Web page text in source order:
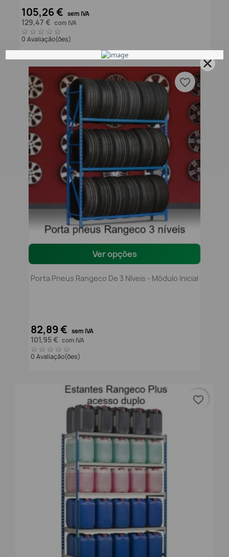
105,26 € sem IVA
129,47 € com IVA
0 Avaliação(ões)
Ver opções
Porta Pneus Rangeco De 3 Níveis - Módulo Inicial
82,89 € sem IVA
101,95 € com IVA
0 Avaliação(ões)
favorite_border
favorite_border